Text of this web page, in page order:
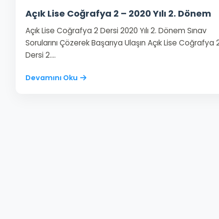
Açık Lise Coğrafya 2 – 2020 Yılı 2. Dönem
Açık Lise Coğrafya 2 Dersi 2020 Yılı 2. Dönem Sınav
Sorularını Çözerek Başarıya Ulaşın Açık Lise Coğrafya
Dersi 2.…
Devamını Oku